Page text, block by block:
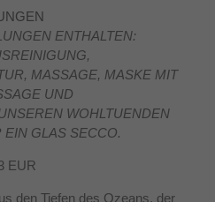
ENTHALTEN:
MASSAGE, MASKE MIT
UND
WOHLTUENDEN
GLAS SECCO.
EUR
den Tiefen des Ozeans, der